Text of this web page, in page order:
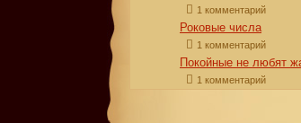
1 комментарий
Роковые числа
1 комментарий
Покойные не любят
1 комментарий